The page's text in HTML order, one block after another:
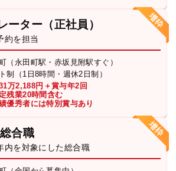
ーター（正社員）
約を担当
（永田町駅・赤坂見附駅すぐ）
制（1日8時間・週休2日制）
万2,188円＋賞与年2回
残業20時間含む
優秀者には特別賞与あり
合職
内を対象にした総合職